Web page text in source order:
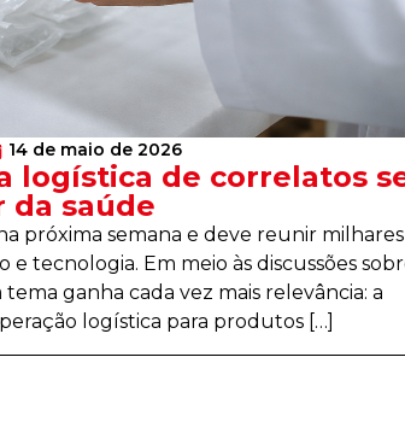
14 de maio de 2026
logística de correlatos
da saúde
próxima semana e deve reunir
tecnologia. Em meio às discussões
ganha cada vez mais relevância: a
logística para produtos […]